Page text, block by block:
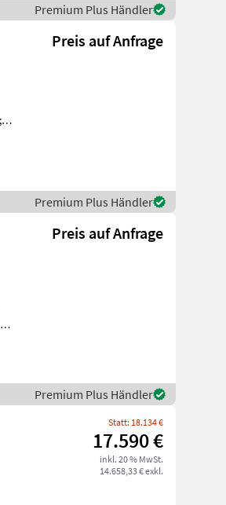
Premium Plus Händler
Preis auf Anfrage
Premium Plus Händler
Preis auf Anfrage
Premium Plus Händler
Statt: 18.134 €
17.590 €
inkl. 20 % MwSt.
14.658,33 € exkl.